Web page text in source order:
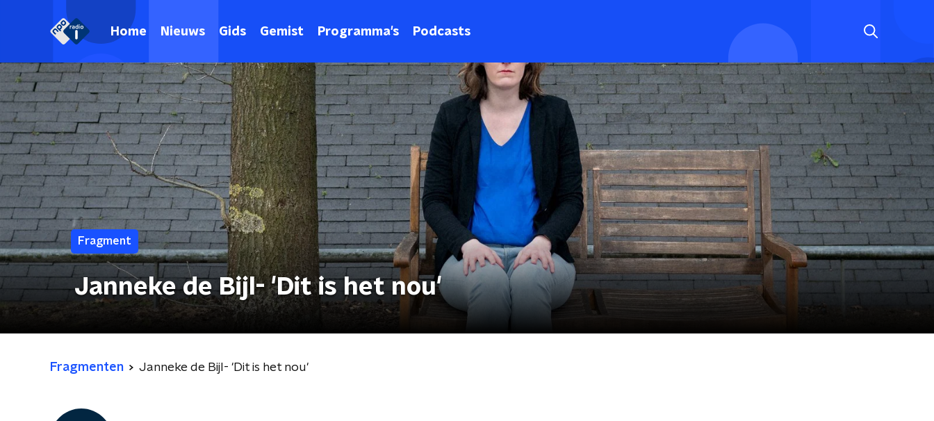
Home Nieuws Gids Gemist Programma's Podcasts
Fragment
Janneke de Bijl- 'Dit is het nou'
Fragmenten Janneke de Bijl- 'Dit is het nou'